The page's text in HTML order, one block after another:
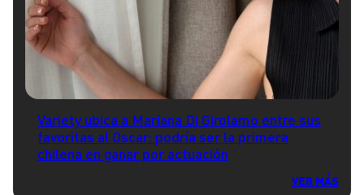
Variety ubica a Mariana Di Girolamo entre sus
favoritas al Oscar: podría ser la primera
chilena en ganar por actuación
VER MÁS